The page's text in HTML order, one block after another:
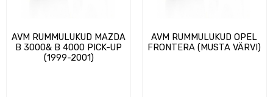
AVM RUMMULUKUD MAZDA
B 3000& B 4000 PICK-UP
(1999-2001)
AVM RUMMULUKUD OPEL
FRONTERA (MUSTA VÄRVI)